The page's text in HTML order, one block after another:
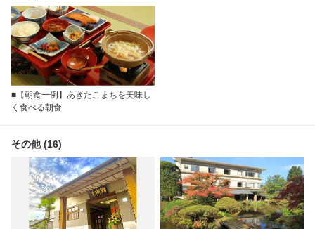
■【朝食一例】あきたこまちを美味し
く食べる朝食
その他 (16)